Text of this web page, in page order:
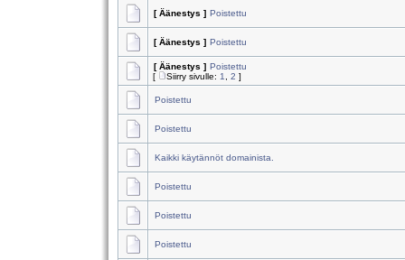
[ Äänestys ] Poistettu
[ Äänestys ] Poistettu
[ Äänestys ] Poistettu
[
Siirry sivulle: 1 2 ]
Poistettu
Poistettu
Kaikki käytännöt domainista.
Poistettu
Poistettu
Poistettu